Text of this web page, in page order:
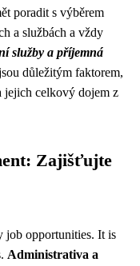
poradit s výběrem
a službách a vždy
služby a příjemná
důležitým faktorem,
jejich celkový dojem z
Zajišťujte
job opportunities. It is
Administrativa a